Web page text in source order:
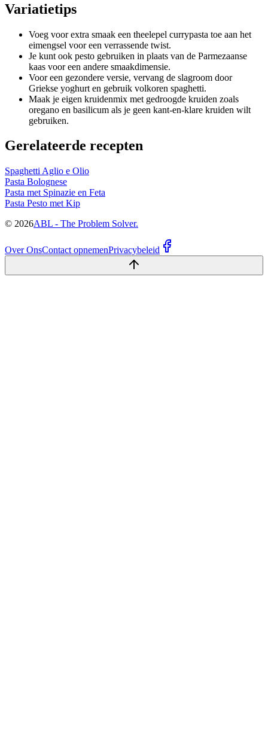
Variatietips
Voeg voor extra smaak een theelepel currypasta toe aan het
eimengsel voor een verrassende twist.
Je kunt ook pesto gebruiken in plaats van de Parmezaanse
kaas voor een andere smaakdimensie.
Voor een gezondere versie, vervang de slagroom door
Griekse yoghurt en gebruik volkoren spaghetti.
Maak je eigen kruidenmix met gedroogde kruiden zoals
oregano en basilicum als je geen kant-en-klare kruiden wilt
gebruiken.
Gerelateerde recepten
Spaghetti Aglio e Olio
Pasta Bolognese
Pasta met Spinazie en Feta
Pasta Pesto met Kip
© 2026ABL - The Problem Solver.
Over OnsContact opnemenPrivacybeleid